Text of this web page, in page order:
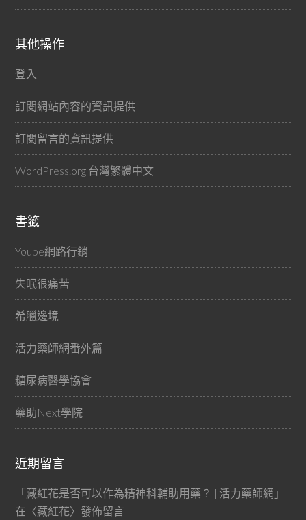
其他操作
登入
訂閱網站內容的資訊提供
訂閱留言的資訊提供
WordPress.org 台灣繁體中文
書籤
Yoube網路行銷
失眠很痛苦
希臘邊境
活力藥師網番外篇
糖尿病醫學協會
藥助Next學院
近期留言
「藏紅花是否可以作為精神科輔助用藥？ | 活力藥師網 」
在〈藏紅花〉發佈留言